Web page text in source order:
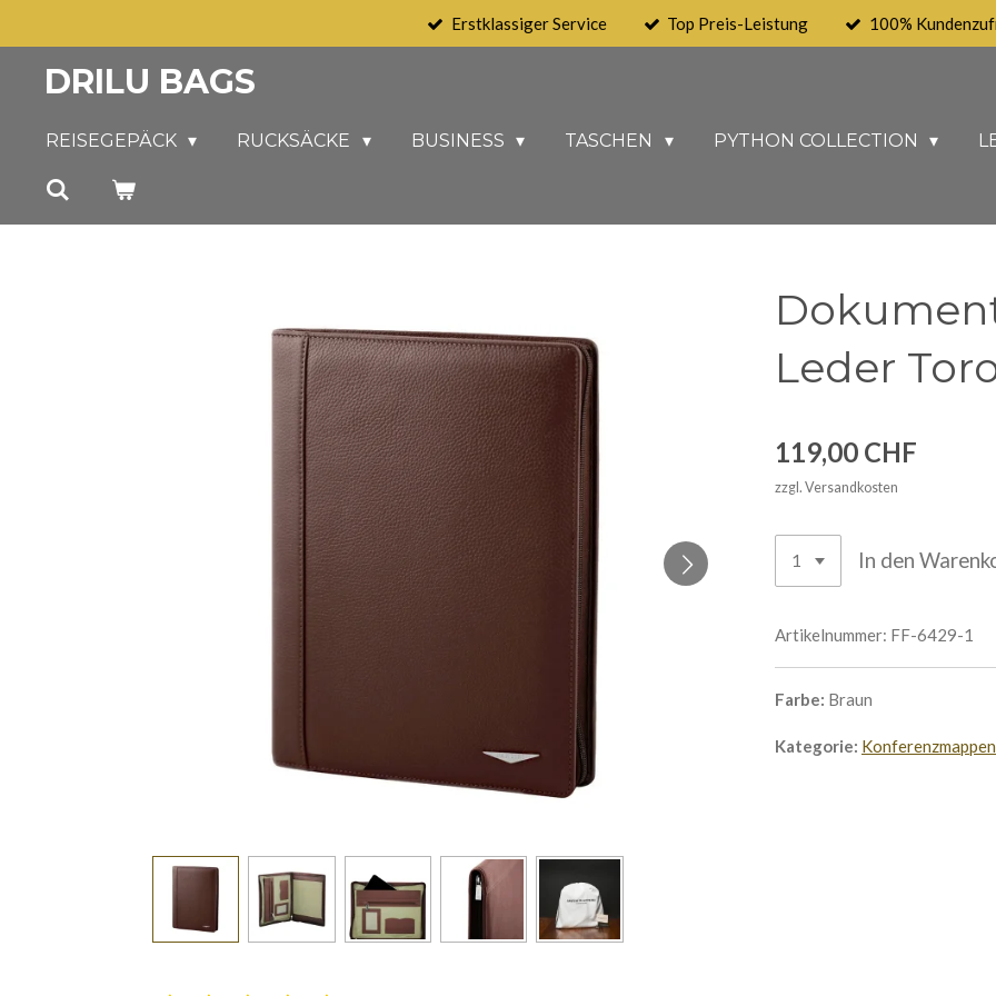
springen
Erstklassiger Service Top Preis-Leistung 100%
DRILU BAGS
REISEGEPÄCK RUCKSÄCKE BUSINESS TASCHEN PYTHON COLLECTION
Leder
119,00 CHF
zzgl. Versandkosten
In den
Artikelnummer: FF-6429-1
Farbe: Braun
Kategorie: Konferenzmappen